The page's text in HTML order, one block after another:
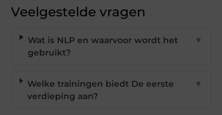
Veelgestelde vragen
Wat is NLP en waarvoor wordt het
gebruikt?
▼
Welke trainingen biedt De eerste
verdieping aan?
▼